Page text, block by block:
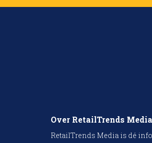
Over RetailTrends Media
RetailTrends Media is dé